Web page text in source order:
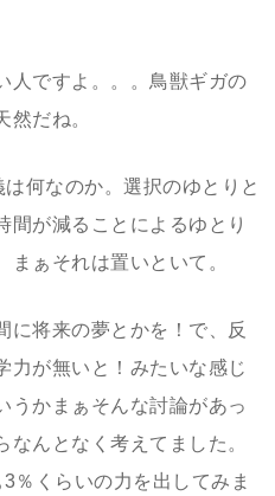
人ですよ。。。鳥獣ギガの
然だね。
何なのか。選択のゆとりと
間が減ることによるゆとり
ぁそれは置いといて。
に将来の夢とかを！で、反
力が無いと！みたいな感じ
うかまぁそんな討論があっ
んとなく考えてました。
％くらいの力を出してみま